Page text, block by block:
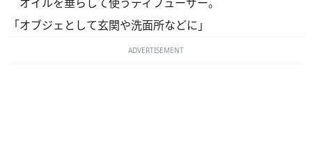
「オブジェとして玄関や洗面所などに」
ADVERTISEMENT